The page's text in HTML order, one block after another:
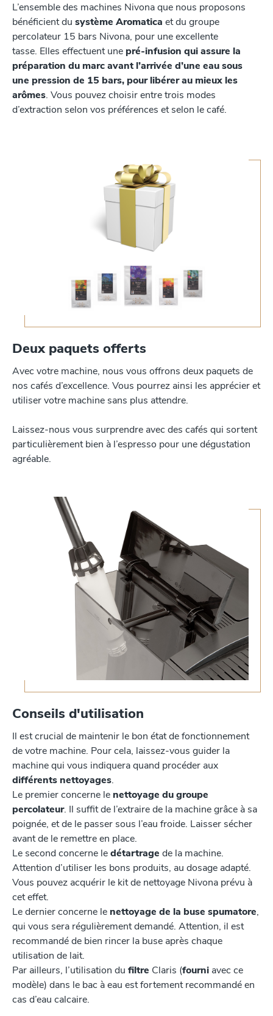
L’ensemble des machines Nivona que nous proposons
bénéficient du système Aromatica et du groupe
percolateur 15 bars Nivona, pour une excellente
tasse. Elles effectuent une pré-infusion qui assure la
préparation du marc avant l’arrivée d’une eau sous
une pression de 15 bars, pour libérer au mieux les
arômes. Vous pouvez choisir entre trois modes
d’extraction selon vos préférences et selon le café.
Deux paquets offerts
Avec votre machine, nous vous offrons deux paquets de
nos cafés d’excellence. Vous pourrez ainsi les apprécier et
utiliser votre machine sans plus attendre.
Laissez-nous vous surprendre avec des cafés qui sortent
particulièrement bien à l’espresso pour une dégustation
agréable.
Conseils d'utilisation
Il est crucial de maintenir le bon état de fonctionnement
de votre machine. Pour cela, laissez-vous guider la
machine qui vous indiquera quand procéder aux
différents nettoyages.
Le premier concerne le nettoyage du groupe
percolateur. Il suffit de l’extraire de la machine grâce à sa
poignée, et de le passer sous l’eau froide. Laisser sécher
avant de le remettre en place.
Le second concerne ledétartrage de la machine.
Attention d’utiliser les bons produits, au dosage adapté.
Vous pouvez acquérir le kit de nettoyage Nivona prévu à
cet effet.
Le dernier concerne le nettoyage de la buse spumatore,
qui vous sera régulièrement demandé. Attention, il est
recommandé de bien rincer la buse après chaque
utilisation de lait.
Par ailleurs, l’utilisation du filtre Claris (fourni avec ce
modèle) dans le bac à eau est fortement recommandé en
cas d’eau calcaire.